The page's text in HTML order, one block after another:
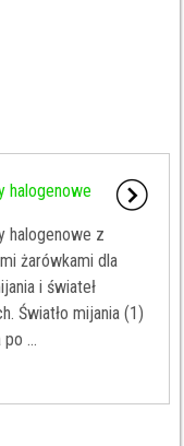
halogenowe
halogenowe z
żarówkami dla
i świateł
Światło mijania (1)
...